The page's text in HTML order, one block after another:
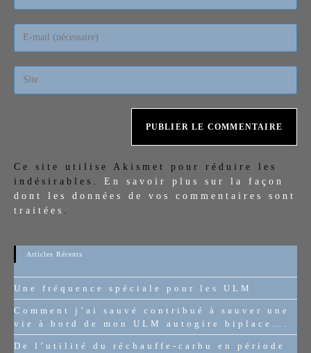
Ce site utilise Akismet pour réduire les
indésirables. En savoir plus sur la façon
dont les données de vos commentaires sont
traitées .
Articles Récents
Une fréquence spéciale pour les ULM
Comment j’ai sauvé contribué à sauver une
vie à bord de mon ULM autogire biplace….
De l’utilité du réchauffe-carbu en période